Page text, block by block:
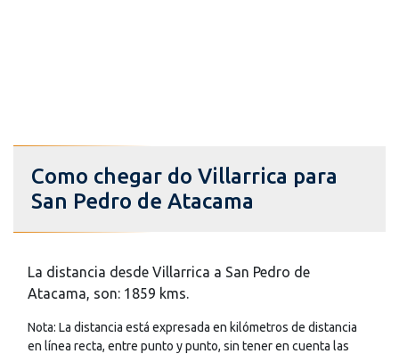
Como chegar do Villarrica para
San Pedro de Atacama
La distancia desde Villarrica a San Pedro de
Atacama, son: 1859 kms.
Nota: La distancia está expresada en kilómetros de distancia
en línea recta, entre punto y punto, sin tener en cuenta las